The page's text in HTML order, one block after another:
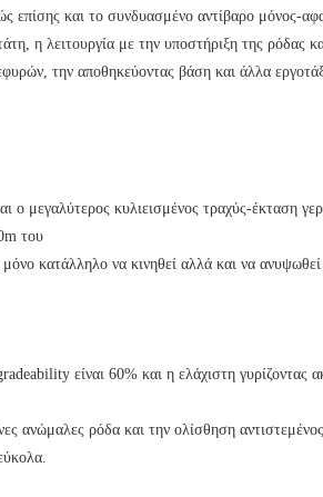
επίσης και το συνδυασμένο αντίβαρο μόνος-
η λειτουργία με την υποστήριξη της ρόδας
την αποθηκεύοντας βάση και άλλα
ο μεγαλύτερος κυλιεισμένος τραχύς-έκταση
του
κατάλληλο να κινηθεί αλλά και να
είναι 60% και η ελάχιστη γυρίζοντας
ανώμαλες ρόδα και την ολίσθηση